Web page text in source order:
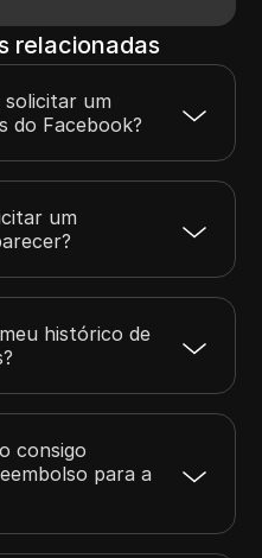
relacionadas
solicitar um
do Facebook?
um
histórico de
consigo
para a